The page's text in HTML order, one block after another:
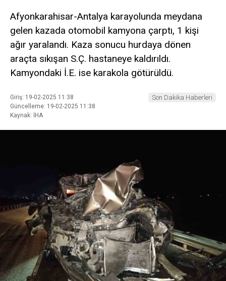
Afyonkarahisar-Antalya karayolunda meydana
gelen kazada otomobil kamyona çarptı, 1 kişi
ağır yaralandı. Kaza sonucu hurdaya dönen
araçta sıkışan S.Ç. hastaneye kaldırıldı.
Kamyondaki İ.E. ise karakola götürüldü.
Giriş: 19-02-2025 11:38
Güncelleme: 19-02-2025 11:38
Kaynak: İHA
Son Dakika Haberleri